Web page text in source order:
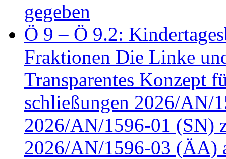
gegeben
Ö 9 – Ö 9.2:
Fraktionen Die Linke
Transparentes Konzept
schließungen 2026/AN/
2026/AN/1596-01 (SN)
2026/AN/1596-03 (ÄA)